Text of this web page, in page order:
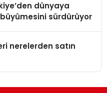
dünyaya
sürdürüyor
nerelerden satın